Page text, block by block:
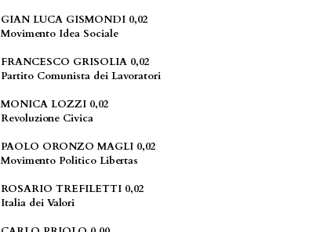
GIAN LUCA GISMONDI 0,02
Movimento Idea Sociale
FRANCESCO GRISOLIA 0,02
Partito Comunista dei Lavoratori
MONICA LOZZI 0,02
Revoluzione Civica
PAOLO ORONZO MAGLI 0,02
Movimento Politico Libertas
ROSARIO TREFILETTI 0,02
Italia dei Valori